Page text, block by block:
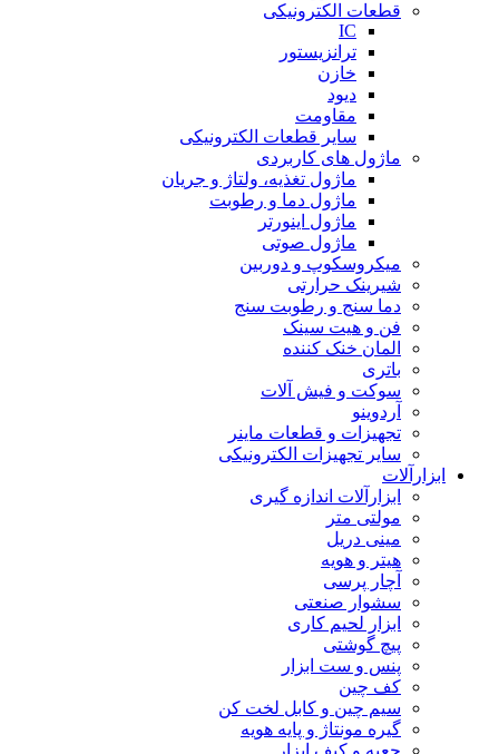
قطعات الکترونیکی
IC
ترانزیستور
خازن
دیود
مقاومت
سایر قطعات الکترونیکی
ماژول های کاربردی
ماژول تغذیه، ولتاژ و جریان
ماژول دما و رطوبت
ماژول اینورتر
ماژول صوتی
میکروسکوپ و دوربین
شیرینک حرارتی
دما سنج و رطوبت سنج
فن و هیت سینک
المان خنک کننده
باتری
سوکت و فیش آلات
آردوینو
تجهیزات و قطعات ماینر
سایر تجهیزات الکترونیکی
ابزارآلات
ابزارآلات اندازه گیری
مولتی متر
مینی دریل
هیتر و هویه
آچار پرسی
سشوار صنعتی
ابزار لحیم کاری
پیچ گوشتی
پنس و ست ابزار
کف چین
سیم چین و کابل لخت کن
گیره مونتاژ و پایه هویه
جعبه و کیف ابزار